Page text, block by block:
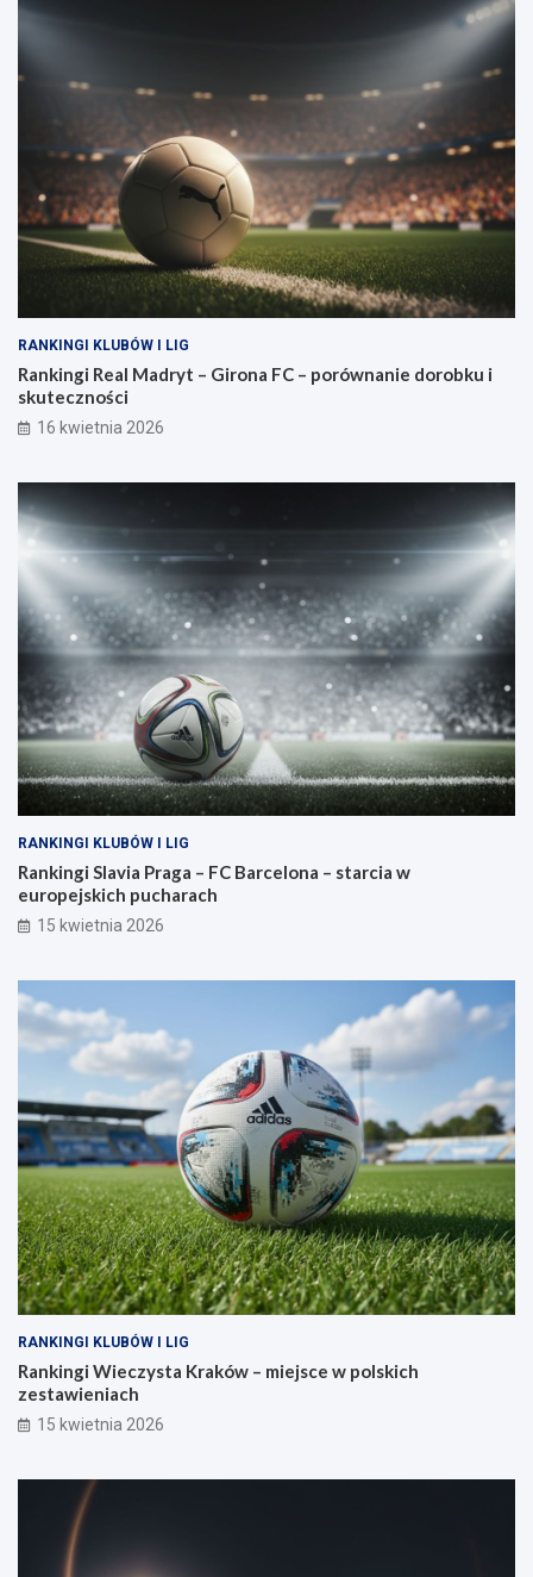
RANKINGI KLUBÓW I LIG
Rankingi Real Madryt – Girona FC – porównanie dorobku i
skuteczności
16 kwietnia 2026
RANKINGI KLUBÓW I LIG
Rankingi Slavia Praga – FC Barcelona – starcia w
europejskich pucharach
15 kwietnia 2026
RANKINGI KLUBÓW I LIG
Rankingi Wieczysta Kraków – miejsce w polskich
zestawieniach
15 kwietnia 2026